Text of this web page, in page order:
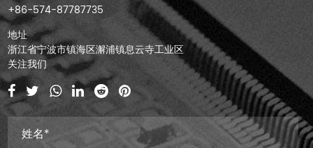
+86-574-87787735
地址
浙江省宁波市镇海区澥浦镇息云寺工业区
关注我们